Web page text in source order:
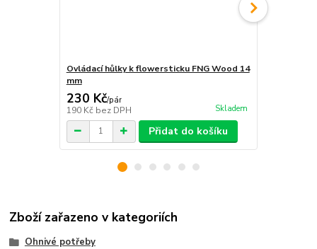
Ovládací hůlky k flowersticku FNG Wood 14
mm
230 Kč/pár
190 Kč bez DPH Skladem
Přidat do košíku
Zboží zařazeno v kategoriích
Ohnivé potřeby